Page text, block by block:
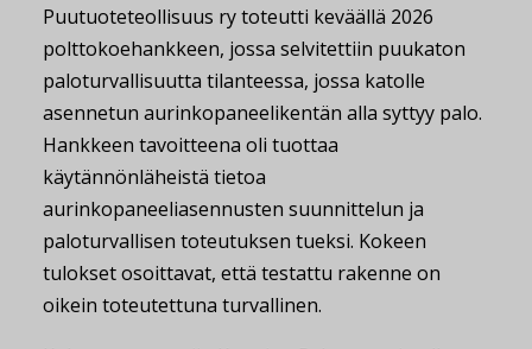
Puutuoteteollisuus ry toteutti keväällä 2026
polttokoehankkeen, jossa selvitettiin puukaton
paloturvallisuutta tilanteessa, jossa katolle
asennetun aurinkopaneelikentän alla syttyy palo.
Hankkeen tavoitteena oli tuottaa
käytännönläheistä tietoa
aurinkopaneeliasennusten suunnittelun ja
paloturvallisen toteutuksen tueksi. Kokeen
tulokset osoittavat, että testattu rakenne on
oikein toteutettuna turvallinen.